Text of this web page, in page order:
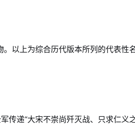
以上为综合历代版本所列的代表性名
递“大宋不崇尚歼灭战、只求仁义之